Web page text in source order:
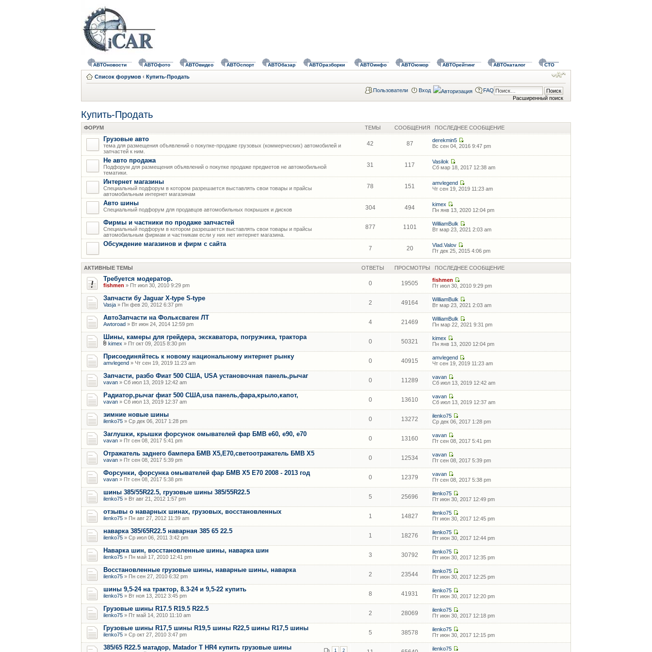
АВТОновости АВТОфото АВТОвидео АВТОспорт АВТОбазар АВТОразборки АВТОинфо АВТОюмор АВТОрейтинг АВТОкаталог СТО
Список форумов ‹ Купить-Продать
Расширенный поиск
Пользователи Вход FAQ
Купить-Продать
ФОРУМ ТЕМЫ СООБЩЕНИЯ ПОСЛЕДНЕЕ СООБЩЕНИЕ
Грузовые авто
тема для размещения объявлений о покупке-продаже грузовых (коммерческих) автомобилей и
запчастей к ним.
42 87
derekmin5
Вс сен 04, 2016 9:47 pm
Не авто продажа
Подфорум для размещения объявлений о покупке продаже предметов не автомобильной
тематики.
31 117
Vasilok
Сб мар 18, 2017 12:38 am
Интернет магазины
Специальный подфорум в котором разрешается выставлять свои товары и прайсы
автомобильным интернет магазинам
78 151
amvlegend
Чт сен 19, 2019 11:23 am
Авто шины
Специальный подфорум для продавцов автомобильных покрышек и дисков 304 494
kimex
Пн янв 13, 2020 12:04 pm
Фирмы и частники по продаже запчастей
Специальный подфорум в котором разрешается выставлять свои товары и прайсы
автомобильным фирмам и частникам если у них нет интернет магазина.
877 1101
WilliamBulk
Вт мар 23, 2021 2:03 am
Обсуждение магазинов и фирм с сайта
7 20
Vlad.Valov
Пт дек 25, 2015 4:06 pm
АКТИВНЫЕ ТЕМЫ ОТВЕТЫ ПРОСМОТРЫ ПОСЛЕДНЕЕ СООБЩЕНИЕ
Требуется модератор.
fishmen » Пт июл 30, 2010 9:29 pm 0 19505
fishmen
Пт июл 30, 2010 9:29 pm
Запчасти бу Jaguar X-type S-type
Vasja » Пн фев 20, 2012 6:37 pm 2 49164
WilliamBulk
Вт мар 23, 2021 2:03 am
АвтоЗапчасти на Фольксваген ЛТ
Awtoroad » Вт июн 24, 2014 12:59 pm 4 21469
WilliamBulk
Пн мар 22, 2021 9:31 pm
Шины, камеры для грейдера, экскаватора, погрузчика, трактора
kimex » Пт окт 09, 2015 8:30 pm 0 50321
kimex
Пн янв 13, 2020 12:04 pm
Присоединяйтесь к новому национальному интернет рынку
amvlegend » Чт сен 19, 2019 11:23 am 0 40915
amvlegend
Чт сен 19, 2019 11:23 am
Запчасти, разбо Фиат 500 США, USA установочная панель,рычаг
vavan » Сб июл 13, 2019 12:42 am 0 11289
vavan
Сб июл 13, 2019 12:42 am
Радиатор,рычаг фиат 500 США,usa панель,фара,крыло,капот,
vavan » Сб июл 13, 2019 12:37 am 0 13610
vavan
Сб июл 13, 2019 12:37 am
зимние новые шины
ilenko75 » Ср дек 06, 2017 1:28 pm 0 13272
ilenko75
Ср дек 06, 2017 1:28 pm
Заглушки, крышки форсунок омывателей фар БМВ е60, е90, е70
vavan » Пт сен 08, 2017 5:41 pm 0 13160
vavan
Пт сен 08, 2017 5:41 pm
Отражатель заднего бампера БМВ Х5,Е70,светоотражатель БМВ Х5
vavan » Пт сен 08, 2017 5:39 pm 0 12534
vavan
Пт сен 08, 2017 5:39 pm
Форсунки, форсунка омывателей фар БМВ Х5 Е70 2008 - 2013 год
vavan » Пт сен 08, 2017 5:38 pm 0 12379
vavan
Пт сен 08, 2017 5:38 pm
шины 385/55R22.5, грузовые шины 385/55R22.5
ilenko75 » Вт авг 21, 2012 1:57 pm 5 25696
ilenko75
Пт июн 30, 2017 12:49 pm
отзывы о наварных шинах, грузовых, восстановленных
ilenko75 » Пн авг 27, 2012 11:39 am 1 14827
ilenko75
Пт июн 30, 2017 12:45 pm
наварка 385/65R22.5 наварная 385 65 22.5
ilenko75 » Ср июл 06, 2011 3:42 pm 1 18276
ilenko75
Пт июн 30, 2017 12:44 pm
Наварка шин, восстановленные шины, наварка шин
ilenko75 » Пн май 17, 2010 12:41 pm 3 30792
ilenko75
Пт июн 30, 2017 12:35 pm
Восстановленные грузовые шины, наварные шины, наварка
ilenko75 » Пн сен 27, 2010 6:32 pm 2 23544
ilenko75
Пт июн 30, 2017 12:25 pm
шины 9,5-24 на трактор, 8.3-24 и 9,5-22 купить
ilenko75 » Вт ноя 13, 2012 3:45 pm 8 41931
ilenko75
Пт июн 30, 2017 12:20 pm
Грузовые шины R17.5 R19.5 R22.5
ilenko75 » Пт май 14, 2010 11:10 am 2 28069
ilenko75
Пт июн 30, 2017 12:18 pm
Грузовые шины R17,5 шины R19,5 шины R22,5 шины R17,5 шины
ilenko75 » Ср окт 27, 2010 3:47 pm 5 38578
ilenko75
Пт июн 30, 2017 12:15 pm
385/65 R22.5 матадор, Matador T HR4 купить грузовые шины 1 2
ilenko75